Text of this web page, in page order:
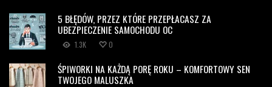
5 BŁĘDÓW, PRZEZ KTÓRE PRZEPŁACASZ ZA
UBEZPIECZENIE SAMOCHODU OC
1.3K 0
ŚPIWORKI NA KAŻDĄ PORĘ ROKU – KOMFORTOWY SEN
TWOJEGO MALUSZKA